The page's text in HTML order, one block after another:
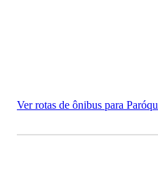
Ver rotas de ônibus para